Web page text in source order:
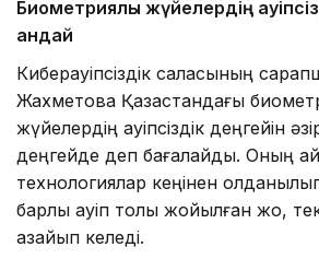
Биометриялық жүйелердің
қандай
Киберқауіпсіздік саласының
Жахметова Қазақстандағы
жүйелердің қауіпсіздік деңгейін
деңгейде деп бағалайды. Оның
технологиялар кеңінен
барлық қауіп толық жойылған жоқ,
азайып келеді.